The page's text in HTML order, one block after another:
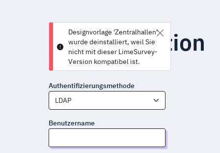
Designvorlage 'Zentralhallen'
wurde deinstalliert, weil Sie
nicht mit dieser LimeSurvey-
Version kompatibel ist.
Administration
Anmelden
Authentifizierungsmethode
LDAP
Benutzername